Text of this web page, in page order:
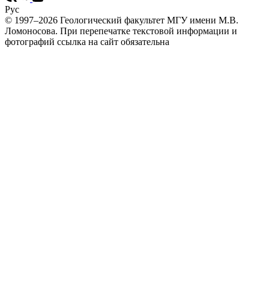
Рус
© 1997–2026 Геологический факультет МГУ имени М.В.
Ломоносова. При перепечатке текстовой информации и
фотографий ссылка на сайт обязательна